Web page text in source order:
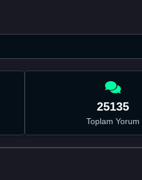
25135
Toplam Yorum